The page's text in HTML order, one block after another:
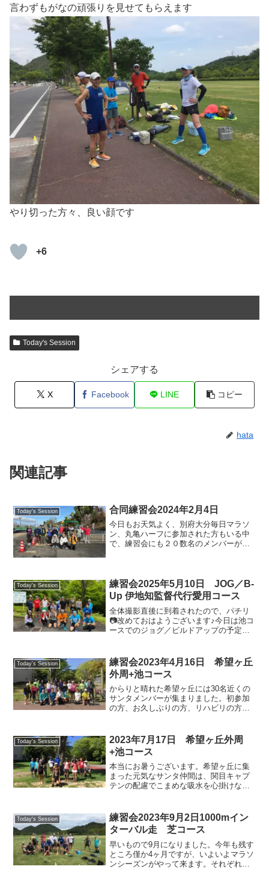
言わずもがなの頑張りを見せてもらえます
やり切った方々、良い顔です
+6
Today's Session
シェアする
X Facebook LINE コピー
hata
関連記事
Today's Session 合同練習会2024年2月4日
今日もお天気よく、別府大分毎日マラソ
ン、丸亀ハーフに参加された方もいる中
で、練習会にも２０数名のメンバーが集
まで行かれる人も。序盤は...
Today's Session
練習会2025年5月10日 JOG／B-
Up 伊地知監督代行愛用コース
全体撮影直後に到着されたので、パチリ
📷改めておはようございます♪今日は池コ
ースでのジョグ／ビルドアップの予定で
も豊富な、通称「伊地知監督代行愛用コ
ース」に場所を移しての...
Today's Session
練習会2023年4月16日 希望ヶ丘
外周+池コース
からりと晴れた希望ヶ丘には30名近くの
サンタメンバーが集まりました。初参加
の方、お久しぶりの方、リハビリの方も
ドアップとおよそ15kmのランを楽しみま
した。今日も楽しく...
Today's Session
2023年7月17日 希望ヶ丘外周
+池コース
本当にお暑うございます。希望ヶ丘に集
まった元気なサンタ仲間は、関目キャプ
テンの配慮でこまめな吸水を心掛けなが
ランニング🎵減量にも成功、最後まで走
り切りましたはいはい、キャ...
Today's Session
練習会2023年9月2日1000mイン
ターバル走 芝コース
早いもので9月になりました。今年も残す
ところ僅か4ヶ月ですが、いよいよマラソ
ンシーズンがやって来ます。それぞれの